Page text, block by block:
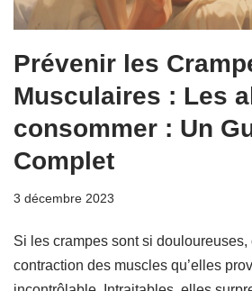
Prévenir les
Musculaires : Les
consommer : Un
Complet
3 décembre 2023
Si les crampes sont si douloureuses,
contraction des muscles qu’elles